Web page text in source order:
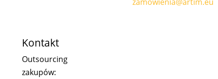
Kontakt
Outsourcing
zakupów: